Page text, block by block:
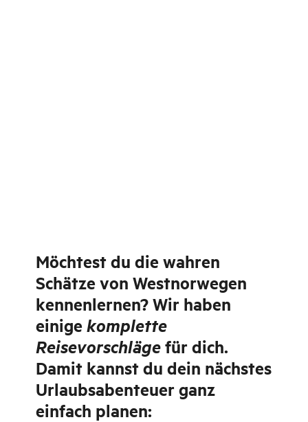
Möchtest du die wahren
Schätze von Westnorwegen
kennenlernen? Wir haben
einigekomplette
Reisevorschlägefür dich.
Damit kannst du dein nächstes
Urlaubsabenteuer ganz
einfach planen: